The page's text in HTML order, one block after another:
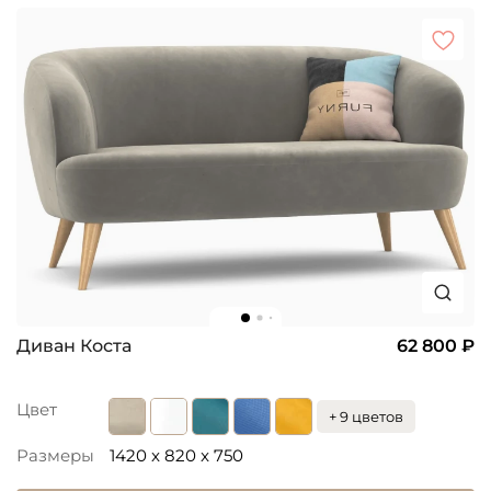
Диван Коста 62 800 ₽
Цвет + 9 цветов
Размеры 1420 x 820 x 750